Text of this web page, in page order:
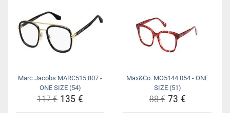
Marc Jacobs MARC515 807 -
ONE SIZE (54)
117 € 135 €
Max&Co. MO5144 054 - ONE
SIZE (51)
88 €73 €